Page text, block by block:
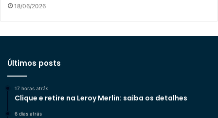
18/06/2026
Últimos posts
17 horas atrás
Clique e retire na Leroy Merlin: saiba os detalhes
6 dias atrás